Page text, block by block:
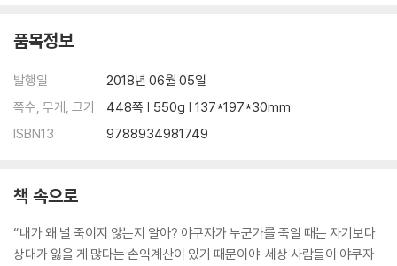
품목정보
발행일
2018년 06월 05일
쪽수, 무게, 크기
448쪽 | 550g | 137*197*30mm
ISBN13
9788934981749
책 속으로
“내가 왜 널 죽이지 않는지 알아? 야쿠자가 누군가를 죽일 때는 자기보다
상대가 잃을 게 많다는 손익계산이 있기 때문이야. 세상 사람들이 야쿠자